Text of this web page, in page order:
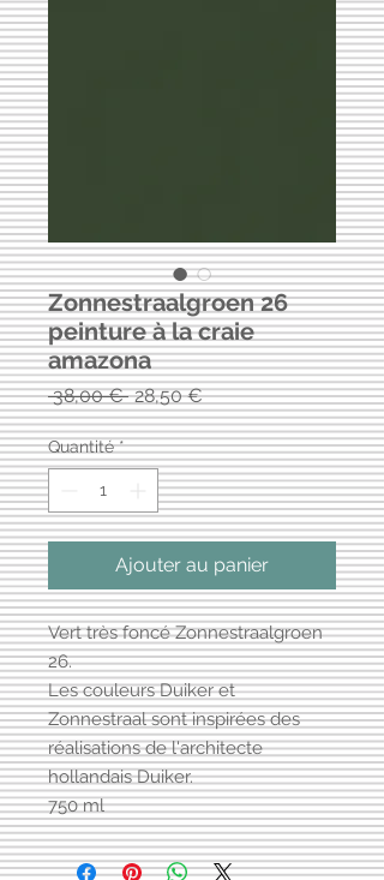
Zonnestraalgroen 26
peinture à la craie
amazona
38,00 € Prix
original
28,50 €Prix
promotionnel
Quantité *
Ajouter au panier
Vert très foncé Zonnestraalgroen
26.
Les couleurs Duiker et
Zonnestraal sont inspirées des
réalisations de l'architecte
hollandais Duiker.
750 ml